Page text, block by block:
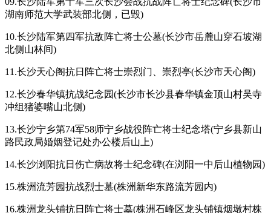
湖南师范大学武装部北侧，已毁)
10.长沙陆军第四军抗敌阵亡将士公墓(长沙市岳麓山穿石坡湖
北侧山林间)
11.长沙天心阁抗日阵亡将士崇烈门、崇烈亭(长沙市天心阁)
12.长沙春华镇抗战纪念园(长沙市长沙县春华镇金顶山村吴寺
冲组猪婆嘴山北侧)
13.长沙宁乡第74军58师宁乡战役阵亡将士纪念塔(宁乡县新山
路民政局婚姻登记处办公楼后山上)
14.长沙浏阳抗日伤亡病故将士纪念碑(在浏阳一中后山植物园)
15.株洲流芳园抗战烈士墓(株洲新华东路流芳园内)
16.株洲龙头铺抗日阵亡将士墓(株洲石峰区龙头铺镇烟墩村株